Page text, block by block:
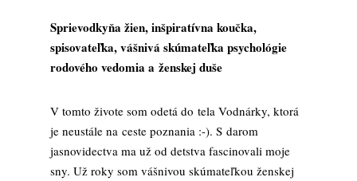
Sprievodkyňa žien, inšpiratívna koučka,
spisovateľka, vášnivá skúmateľka psychológie
rodového vedomia a ženskej duše
V tomto živote som odetá do tela Vodnárky, ktorá
je neustále na ceste poznania :-). S darom
jasnovidectva ma už od detstva fascinovali moje
sny. Už roky som vášnivou skúmateľkou ženskej